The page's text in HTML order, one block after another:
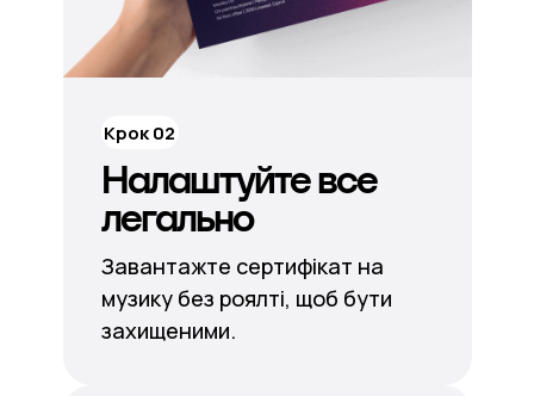
Налаштуйте все
легально
Завантажте сертифікат на
музику без роялті, щоб бути
захищеними.
Крок 02